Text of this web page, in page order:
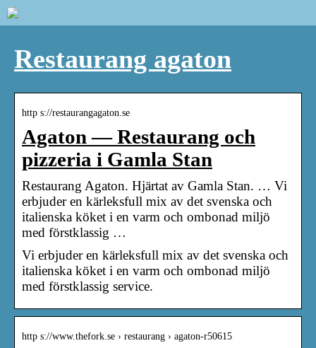
Restaurang agaton
http s://restaurangagaton.se
Agaton — Restaurang och
pizzeria i Gamla Stan
Restaurang Agaton. Hjärtat av Gamla Stan. … Vi
erbjuder en kärleksfull mix av det svenska och
italienska köket i en varm och ombonad miljö
med förstklassig …
Vi erbjuder en kärleksfull mix av det svenska och
italienska köket i en varm och ombonad miljö
med förstklassig service.
http s://www.thefork.se › restaurang › agaton-r50615